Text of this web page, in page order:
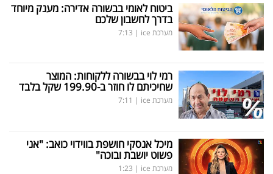
ביטוח לאומי בבשורה אדירה: מענק מיוחד
בדרך לחשבון שלכם
מערכת ice |
7:13
רמי לוי בבשורה ללקוחות: המוצר
שחיכיתם לו חוזר ב-199.90 שקל בלבד
מערכת ice |
7:11
מיכל אנסקי חושפת בווידוי כואב: "אני
פשוט יושבת ובוכה"
מערכת ice |
1:23